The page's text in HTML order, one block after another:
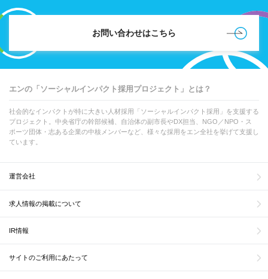
お問い合わせはこちら
エンの「ソーシャルインパクト採用プロジェクト」とは？
社会的なインパクトが特に大きい人材採用「ソーシャルインパクト採用」を支援する
プロジェクト。中央省庁の幹部候補、自治体の副市長やDX担当、NGO／NPO・ス
ポーツ団体・志ある企業の中核メンバーなど、様々な採用をエン全社を挙げて支援し
ています。
運営会社
求人情報の掲載について
IR情報
サイトのご利用にあたって